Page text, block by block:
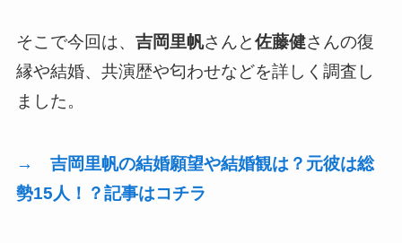
そこで今回は、 吉岡里帆さんと佐藤健さんの復
縁や結婚、共演歴や匂わせなどを詳しく調査し
ました。
→ 吉岡里帆の結婚願望や結婚観は？元彼は総
勢15人！？記事はコチラ